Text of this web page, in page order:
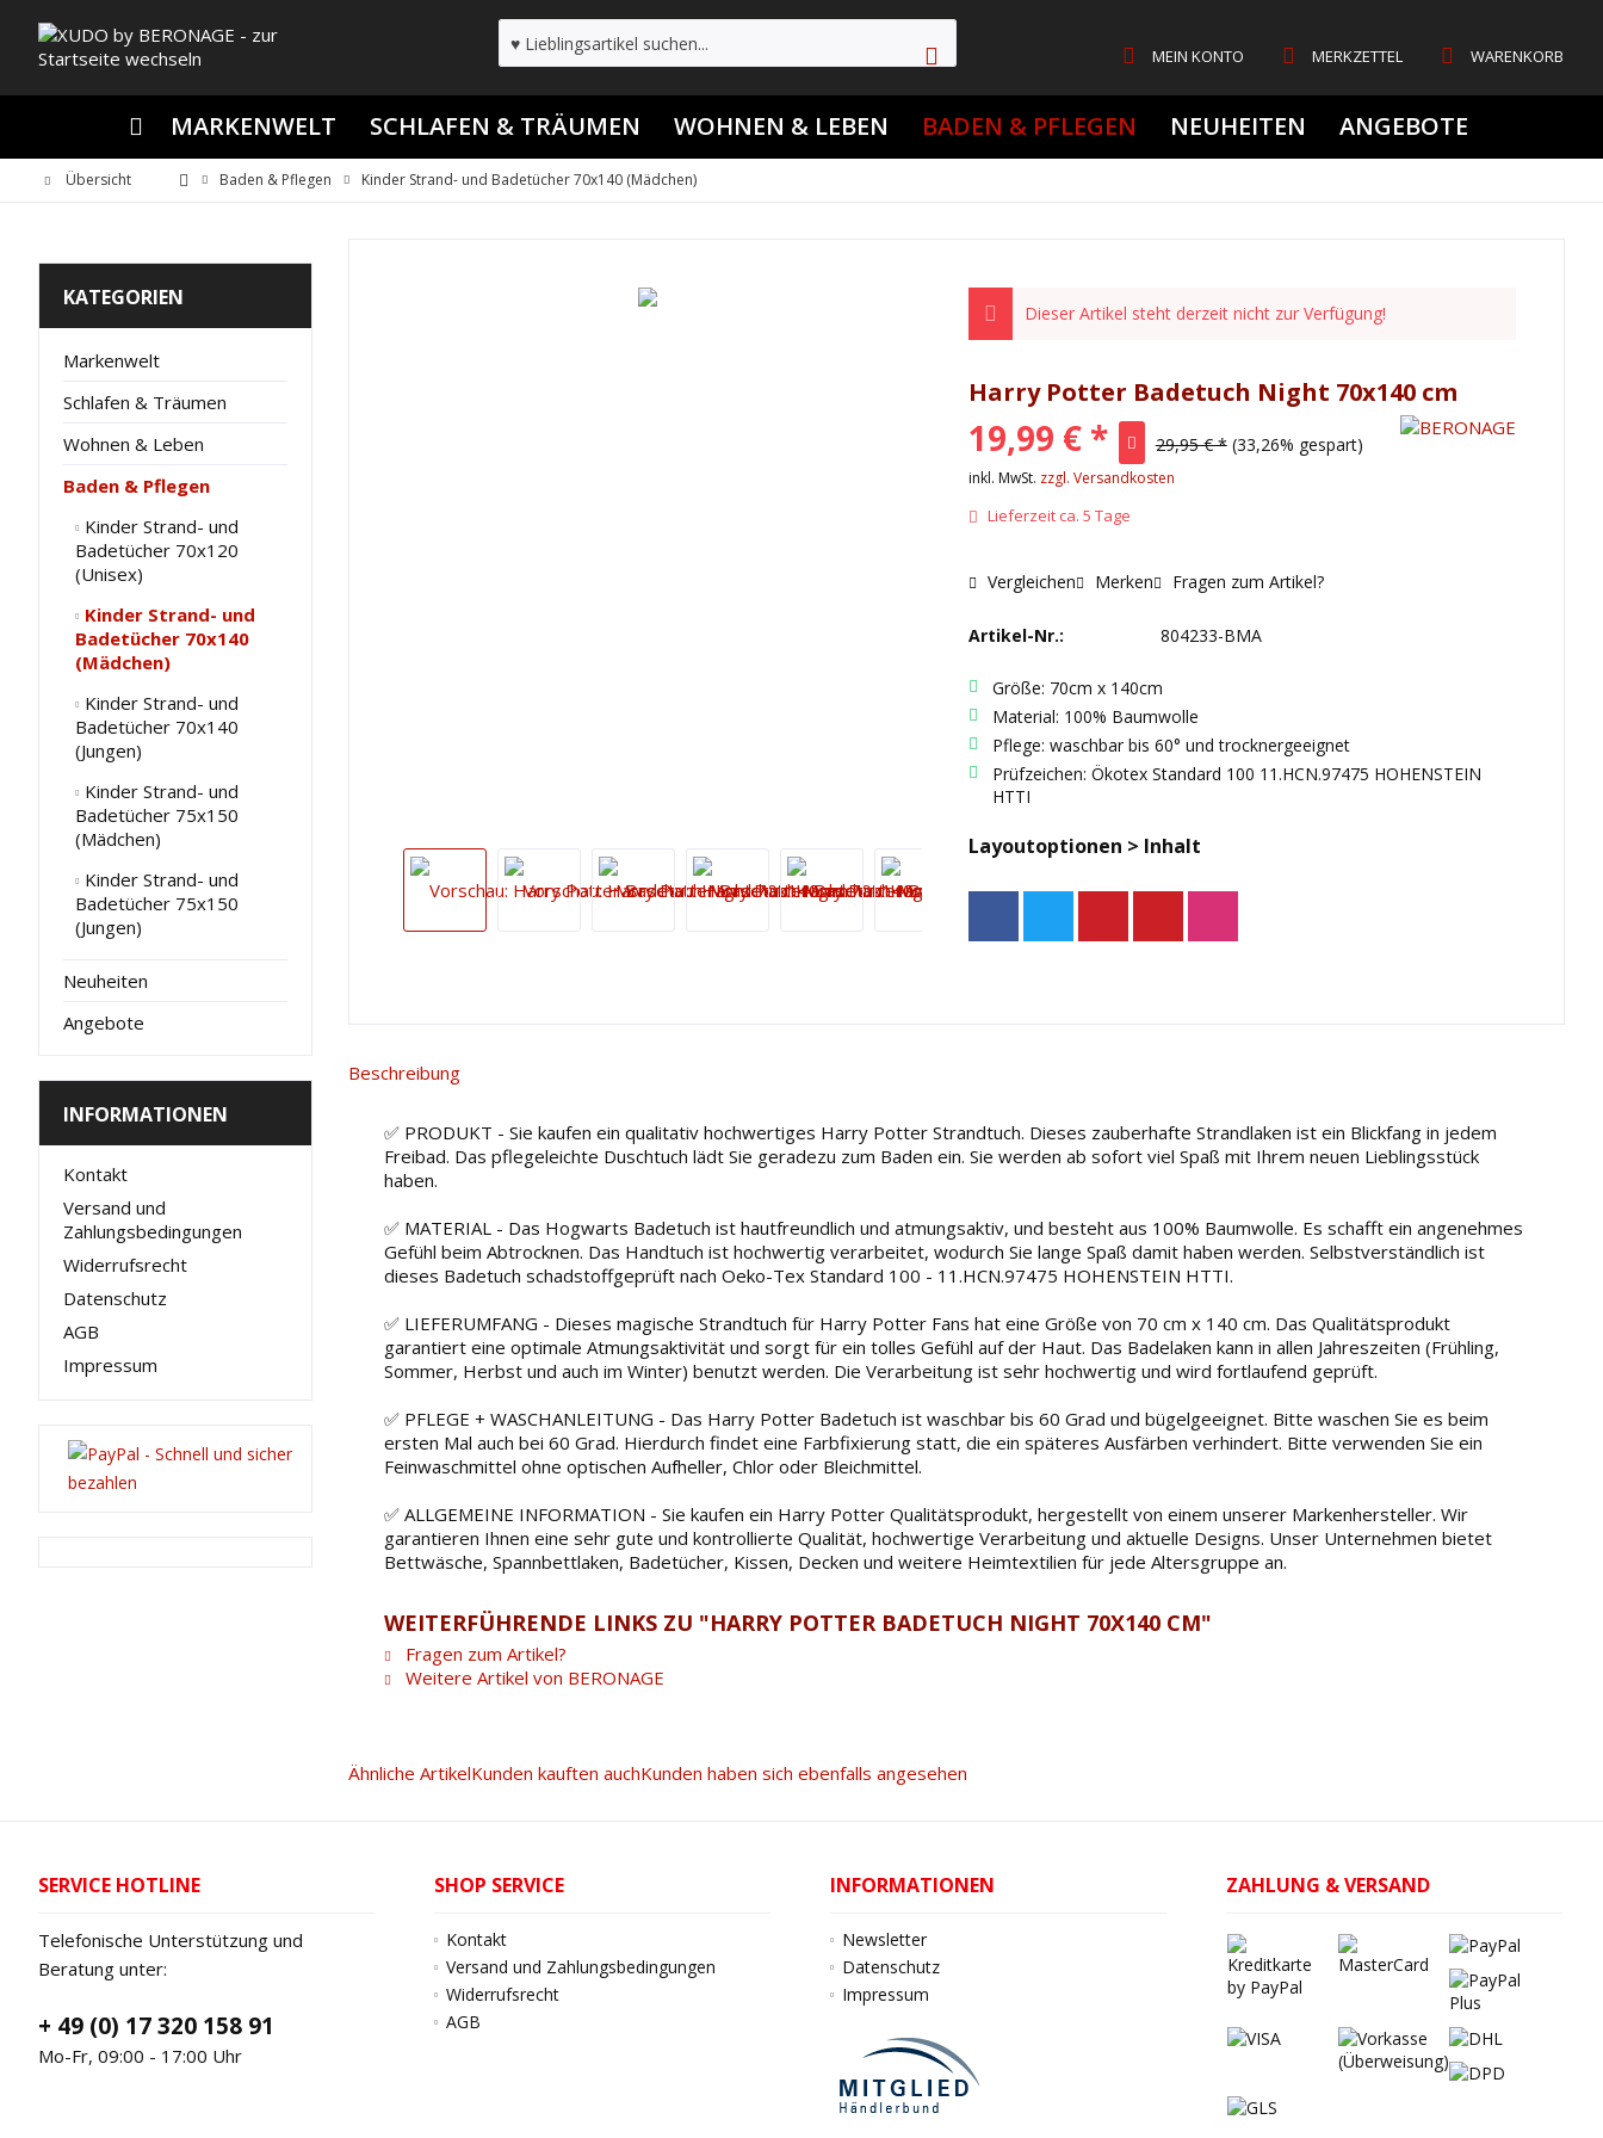
WARENKORB
MERKZETTEL
MEIN KONTO
MARKENWELT SCHLAFEN & TRÄUMEN WOHNEN & LEBEN BADEN & PFLEGEN NEUHEITEN ANGEBOTE
Übersicht Baden & Pflegen Kinder Strand- und Badetücher 70x140 (Mädchen)
KATEGORIEN
Markenwelt
Schlafen & Träumen
Wohnen & Leben
Baden & Pflegen
Kinder Strand- und
Badetücher 70x120
(Unisex)
Kinder Strand- und
Badetücher 70x140
(Mädchen)
Kinder Strand- und
Badetücher 70x140
(Jungen)
Kinder Strand- und
Badetücher 75x150
(Mädchen)
Kinder Strand- und
Badetücher 75x150
(Jungen)
Neuheiten
Angebote
INFORMATIONEN
Kontakt
Versand und
Zahlungsbedingungen
Widerrufsrecht
Datenschutz
AGB
Impressum
Dieser Artikel steht derzeit nicht zur Verfügung!
Harry Potter Badetuch Night 70x140 cm
19,99 € * 29,95 € * (33,26% gespart)
inkl. MwSt. zzgl. Versandkosten
Lieferzeit ca. 5 Tage
Vergleichen Merken Fragen zum Artikel?
Artikel-Nr.: 804233-BMA
Größe: 70cm x 140cm
Material: 100% Baumwolle
Pflege: waschbar bis 60° und trocknergeeignet
Prüfzeichen: Ökotex Standard 100 11.HCN.97475 HOHENSTEIN
HTTI
Layoutoptionen > Inhalt
Beschreibung
✅ PRODUKT - Sie kaufen ein qualitativ hochwertiges Harry Potter Strandtuch. Dieses zauberhafte Strandlaken ist ein Blickfang in jedem
Freibad. Das pflegeleichte Duschtuch lädt Sie geradezu zum Baden ein. Sie werden ab sofort viel Spaß mit Ihrem neuen Lieblingsstück
haben.
✅ MATERIAL - Das Hogwarts Badetuch ist hautfreundlich und atmungsaktiv, und besteht aus 100% Baumwolle. Es schafft ein angenehmes
Gefühl beim Abtrocknen. Das Handtuch ist hochwertig verarbeitet, wodurch Sie lange Spaß damit haben werden. Selbstverständlich ist
dieses Badetuch schadstoffgeprüft nach Oeko-Tex Standard 100 - 11.HCN.97475 HOHENSTEIN HTTI.
✅ LIEFERUMFANG - Dieses magische Strandtuch für Harry Potter Fans hat eine Größe von 70 cm x 140 cm. Das Qualitätsprodukt
garantiert eine optimale Atmungsaktivität und sorgt für ein tolles Gefühl auf der Haut. Das Badelaken kann in allen Jahreszeiten (Frühling,
Sommer, Herbst und auch im Winter) benutzt werden. Die Verarbeitung ist sehr hochwertig und wird fortlaufend geprüft.
✅ PFLEGE + WASCHANLEITUNG - Das Harry Potter Badetuch ist waschbar bis 60 Grad und bügelgeeignet. Bitte waschen Sie es beim
ersten Mal auch bei 60 Grad. Hierdurch findet eine Farbfixierung statt, die ein späteres Ausfärben verhindert. Bitte verwenden Sie ein
Feinwaschmittel ohne optischen Aufheller, Chlor oder Bleichmittel.
✅ ALLGEMEINE INFORMATION - Sie kaufen ein Harry Potter Qualitätsprodukt, hergestellt von einem unserer Markenhersteller. Wir
garantieren Ihnen eine sehr gute und kontrollierte Qualität, hochwertige Verarbeitung und aktuelle Designs. Unser Unternehmen bietet
Bettwäsche, Spannbettlaken, Badetücher, Kissen, Decken und weitere Heimtextilien für jede Altersgruppe an.
WEITERFÜHRENDE LINKS ZU "HARRY POTTER BADETUCH NIGHT 70X140 CM"
Fragen zum Artikel?
Weitere Artikel von BERONAGE
Ähnliche ArtikelKunden kauften auchKunden haben sich ebenfalls angesehen
SERVICE HOTLINE
Telefonische Unterstützung und
Beratung unter:
+ 49 (0) 17 320 158 91
Mo-Fr, 09:00 - 17:00 Uhr
SHOP SERVICE
Kontakt
Versand und Zahlungsbedingungen
Widerrufsrecht
AGB
INFORMATIONEN
Newsletter
Datenschutz
Impressum
ZAHLUNG & VERSAND